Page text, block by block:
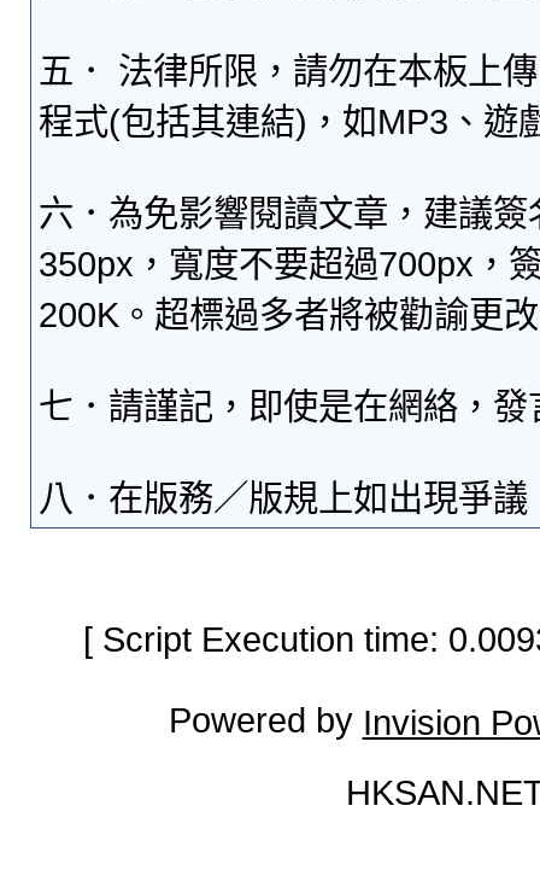
五． 法律所限，請勿在本板上
程式(包括其連結)，如MP3、遊
六．為免影響閱讀文章，建議
350px，寬度不要超過700px，
200K。超標過多者將被勸諭更
七．請謹記，即使是在網絡，
八．在版務／版規上如出現爭
[ Script Execution time:
Powered by Invision